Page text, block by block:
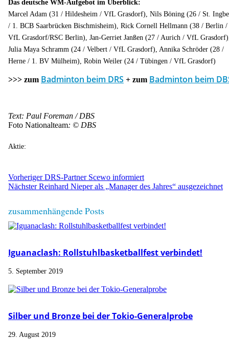
Das deutsche WM-Aufgebot im Überblick:
Marcel Adam (31 / Hildesheim / VfL Grasdorf), Nils Böning (26 / St.
/ 1. BCB Saarbrücken Bischmisheim), Rick Cornell Hellmann (38 / Berlin /
VfL Grasdorf/RSC Berlin), Jan-Gerriet Janßen (27 / Aurich / VfL
Julia Maya Schramm (24 / Velbert / VfL Grasdorf), Annika Schröder (28 /
Herne / 1. BV Mülheim), Robin Weiler (24 / Tübingen / VfL Grasdorf)
>>> zum Badminton beim DRS + zum Badminton beim
Text: Paul Foreman / DBS
Foto Nationalteam: © DBS
Aktie:
Vorheriger DRS-Partner Scewo informiert
Nächster Reinhard Nieper als „Manager des Jahres“ ausgezeichnet
zusammenhängende Posts
Iguanaclash: Rollstuhlbasketballfest verbindet!
5. September 2019
Silber und Bronze bei der Tokio-Generalprobe
29. August 2019